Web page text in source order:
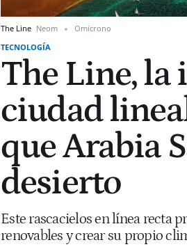
The Line Neom
Omicrono
TECNOLOGÍA
The Line,
ciudad
que Arabia
desierto
Este rascacielos en línea recta
renovables y crear su propio